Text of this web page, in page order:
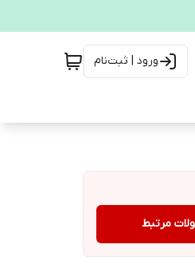
ورود | ثبت‌نام
مرتبط